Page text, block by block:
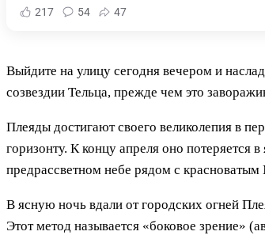
217 54 47
Выйдите на улицу сегодня вечером и
созвездии Тельца, прежде чем это
Плеяды достигают своего великолепия в
горизонту. К концу апреля оно потеряется
предрассветном небе рядом с
В ясную ночь вдали от городских огней
Этот метод называется «боковое зрение»